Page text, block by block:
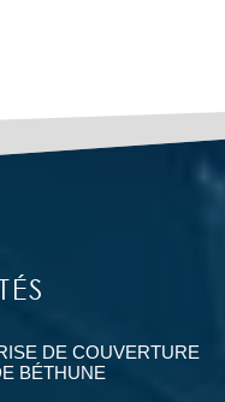
DE COUVERTURE
BÉTHUNE